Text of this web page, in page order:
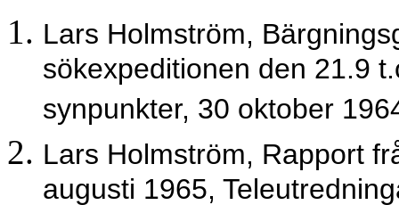
Lars Holmström,
sökexpeditionen den 21.9
synpunkter, 30 oktober
Lars Holmström, Rapport
augusti 1965,